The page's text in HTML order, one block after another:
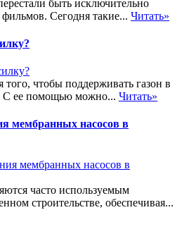
быть исключительно
Сегодня такие... Читать»
того, чтобы поддерживать газон в
С ее помощью можно... Читать»
мембранных насосов в
часто используемым
строительстве, обеспечивая...